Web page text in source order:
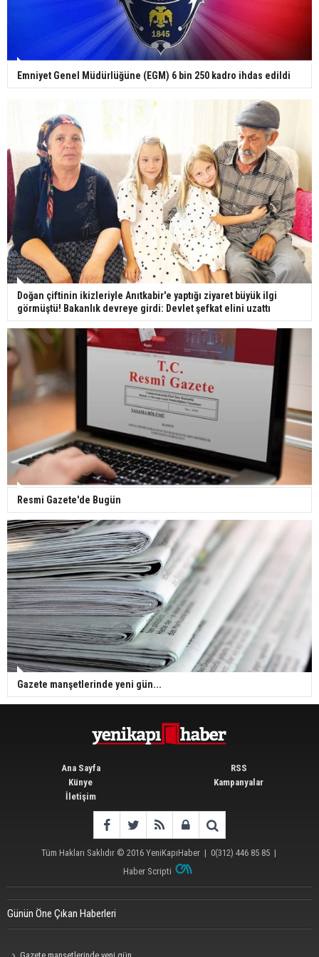
Emniyet Genel Müdürlüğüne (EGM) 6 bin 250 kadro ihdas edildi
Doğan çiftinin ikizleriyle Anıtkabir'e yaptığı ziyaret büyük ilgi
görmüştü! Bakanlık devreye girdi: Devlet şefkat elini uzattı
Resmi Gazete'de Bugün
Gazete manşetlerinde yeni gün...
Ana Sayfa
Künye
İletişim
RSS
Kampanyalar
Tüm Hakları Saklıdır © 2016 YeniKapıHaber| 0(312) 446 85 85|
Haber Scripti
Günün Öne Çıkan Haberleri